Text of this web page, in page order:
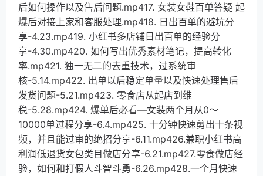
后如何操作以及售后问题.mp417. 女装女鞋百单答疑 起
爆后对接上家和客服处理.mp418. 日出百单的避坑分
享-4.23.mp419. 小红书多店铺日出百单的经验分
享-4.30.mp420. 如何写出优秀素材笔记，提高转化
率.mp421. 独一无二的去重技术，过系统审
核-5.14.mp422. 出单以后稳定单量以及快速处理售后
发货问题-5.21.mp423. 零食店从起店到维
稳-5.28.mp424. 爆单后必看—女装两个月从0～
10000单过程分享-6.4.mp425. 十分钟快速剪出十条视
频，并且能过审的绝招分享-6.11.mp426.兼职小红书高
利润低退货女包类目做店分享-6.21.mp427.零食做店经
验，如何和打假人斗智斗勇-6.26.mp428.一个月快速